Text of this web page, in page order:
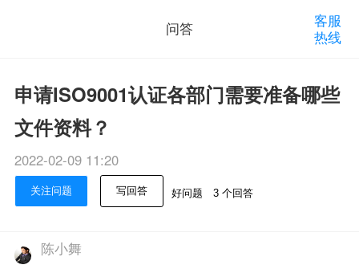
问答
客服
热线
申请ISO9001认证各部门需要准备哪些
文件资料？
2022-02-09 11:20
关注问题 写回答 好问题 3 个回答
陈小舞